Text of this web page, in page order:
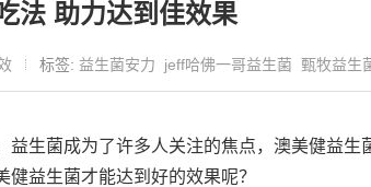
法 助力达到佳效果
标签: 益生菌安力 jeff哈佛一哥益生菌 甄牧益生
益生菌成为了许多人关注的焦点，澳美健益生
益生菌才能达到好的效果呢？